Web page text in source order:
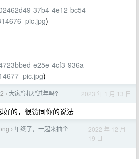
37b4-4e12-bc54-
)
e25e-4cf3-936a-
)
› 大家"讨厌"过年吗? 2023 年 1 月 13 日
好的，很赞同你的说法
› 年终了，一起来抽个
2022 年 12 月
19 日